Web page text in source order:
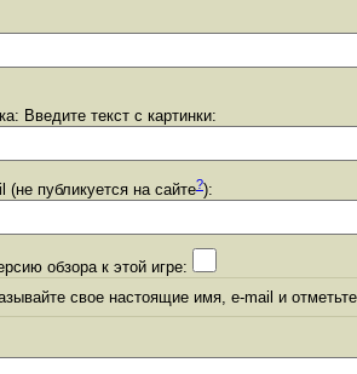
Введите текст с картинки:
(не публикуется на сайте?):
обзора к этой игре:
свое настоящие имя, e-mail и